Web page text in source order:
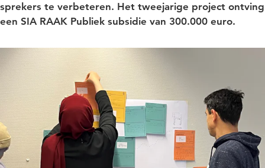
sprekers te verbeteren. Het tweejarige project ontving
een SIA RAAK Publiek subsidie van 300.000 euro.